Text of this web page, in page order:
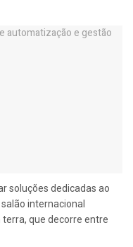
soluções dedicadas ao
internacional
que decorre entre